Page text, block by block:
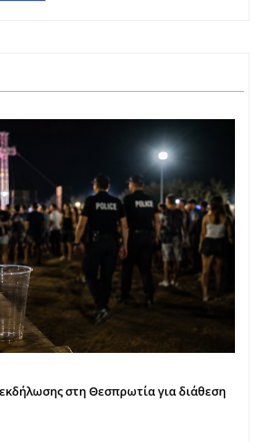
στη Θεσπρωτία για διάθεση